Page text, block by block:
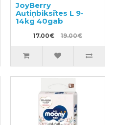
JoyBerry
Autiņbiksītes L 9-
14kg 40gab
17.00€ 19.00€